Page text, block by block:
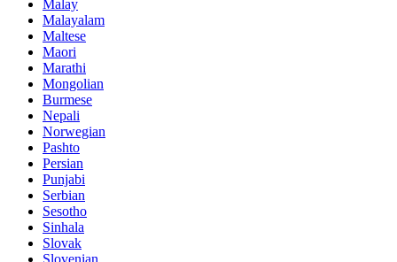
Malay
Malayalam
Maltese
Maori
Marathi
Mongolian
Burmese
Nepali
Norwegian
Pashto
Persian
Punjabi
Serbian
Sesotho
Sinhala
Slovak
Slovenian